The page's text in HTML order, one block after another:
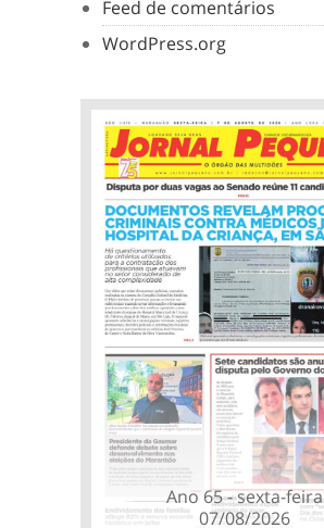
Feed de comentários
WordPress.org
Ano 65 - sexta-feira
07/08/2026